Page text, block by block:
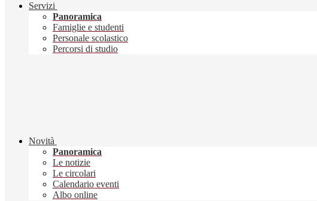
Servizi
Panoramica
Famiglie e studenti
Personale scolastico
Percorsi di studio
Novità
Panoramica
Le notizie
Le circolari
Calendario eventi
Albo online